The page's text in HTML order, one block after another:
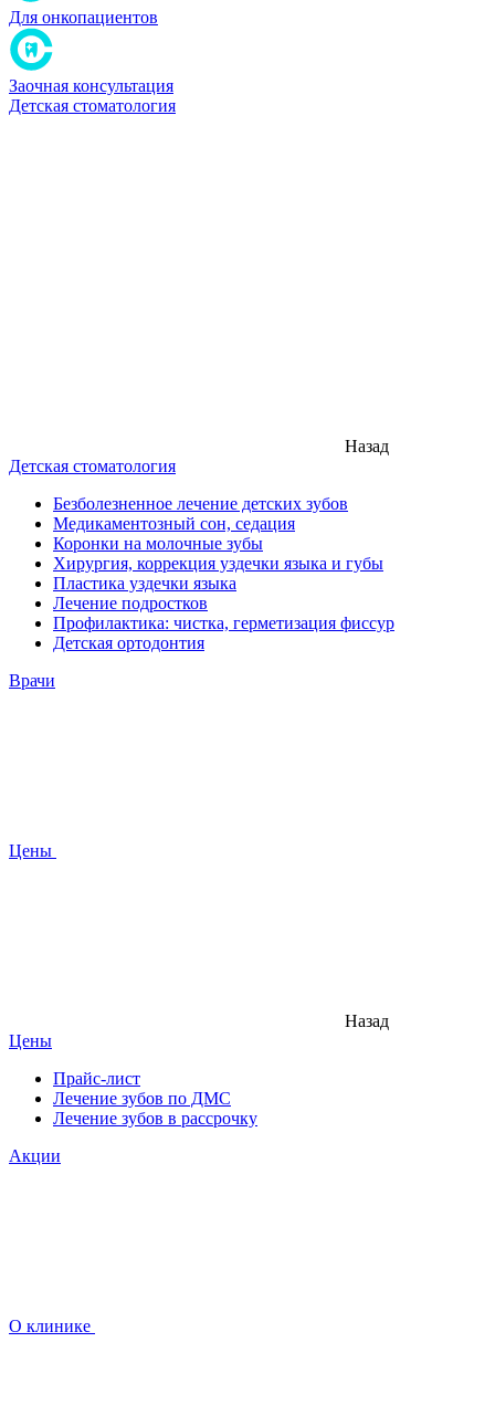
Для онкопациентов
Заочная консультация
Детская стоматология
Назад
Детская стоматология
Безболезненное лечение детских зубов
Медикаментозный сон, седация
Коронки на молочные зубы
Хирургия, коррекция уздечки языка и губы
Пластика уздечки языка
Лечение подростков
Профилактика: чистка, герметизация фиссур
Детская ортодонтия
Врачи
Цены
Назад
Цены
Прайс-лист
Лечение зубов по ДМС
Лечение зубов в рассрочку
Акции
О клинике